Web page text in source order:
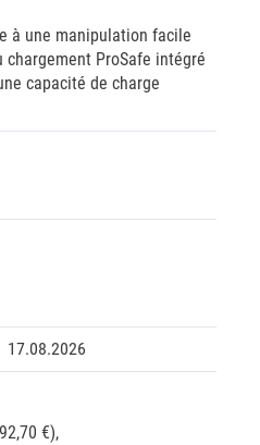
à une manipulation facile
chargement ProSafe intégré
capacité de charge
17.08.2026
€),